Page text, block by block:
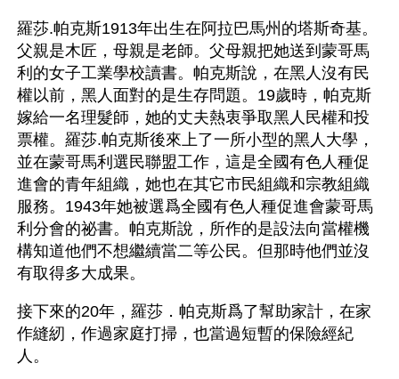
羅莎.帕克斯1913年出生在阿拉巴馬州的塔斯奇基。
父親是木匠，母親是老師。父母親把她送到蒙哥馬
利的女子工業學校讀書。帕克斯說，在黑人沒有民
權以前，黑人面對的是生存問題。19歲時，帕克斯
嫁給一名理髮師，她的丈夫熱衷爭取黑人民權和投
票權。羅莎.帕克斯後來上了一所小型的黑人大學，
並在蒙哥馬利選民聯盟工作，這是全國有色人種促
進會的青年組織，她也在其它市民組織和宗教組織
服務。1943年她被選爲全國有色人種促進會蒙哥馬
利分會的祕書。帕克斯說，所作的是設法向當權機
構知道他們不想繼續當二等公民。但那時他們並沒
有取得多大成果。
接下來的20年，羅莎．帕克斯爲了幫助家計，在家
作縫紉，作過家庭打掃，也當過短暫的保險經紀
人。